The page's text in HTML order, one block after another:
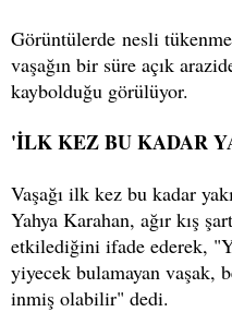
Görüntülerde nesli
vaşağın bir süre açık
kaybolduğu görülüyor.
'İLK KEZ BU KADAR
Vaşağı ilk kez bu kadar
Yahya Karahan, ağır kış
etkilediğini ifade ederek,
yiyecek bulamayan vaşak,
inmiş olabilir" dedi.